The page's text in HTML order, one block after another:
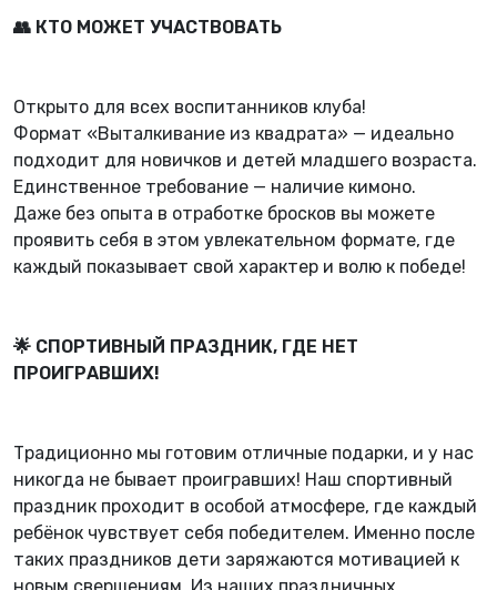
👥 КТО МОЖЕТ УЧАСТВОВАТЬ
Открыто для всех воспитанников клуба!
Формат «Выталкивание из квадрата» — идеально
подходит для новичков и детей младшего возраста.
Единственное требование — наличие кимоно.
Даже без опыта в отработке бросков вы можете
проявить себя в этом увлекательном формате, где
каждый показывает свой характер и волю к победе!
🌟 СПОРТИВНЫЙ ПРАЗДНИК, ГДЕ НЕТ
ПРОИГРАВШИХ!
Традиционно мы готовим отличные подарки, и у нас
никогда не бывает проигравших! Наш спортивный
праздник проходит в особой атмосфере, где каждый
ребёнок чувствует себя победителем. Именно после
таких праздников дети заряжаются мотивацией к